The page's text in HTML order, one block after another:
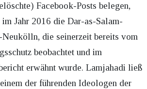
Facebook-Posts belegen,
Jahr 2016 die Dar-as-Salam-
die seinerzeit bereits vom
beobachtet und im
erwähnt wurde. Lamjahadi ließ
der führenden Ideologen der